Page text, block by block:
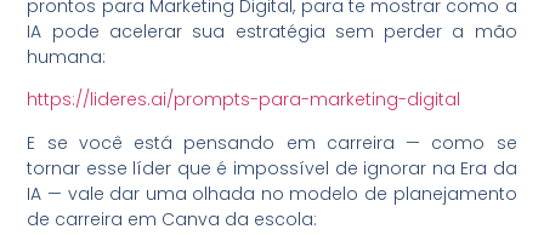
prontos para Marketing Digital, para te mostrar como a
IA pode acelerar sua estratégia sem perder a mão
humana:
https://lideres.ai/prompts-para-marketing-digital
E se você está pensando em carreira — como se
tornar esse líder que é impossível de ignorar na Era da
IA — vale dar uma olhada no modelo de planejamento
de carreira em Canva da escola: